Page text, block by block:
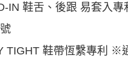
鞋舌、後跟 易套入專
鞋帶恆繫專利 ※